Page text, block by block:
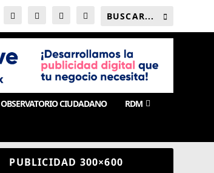
OBSERVATORIO CIUDADANO RDM
PUBLICIDAD 300×600